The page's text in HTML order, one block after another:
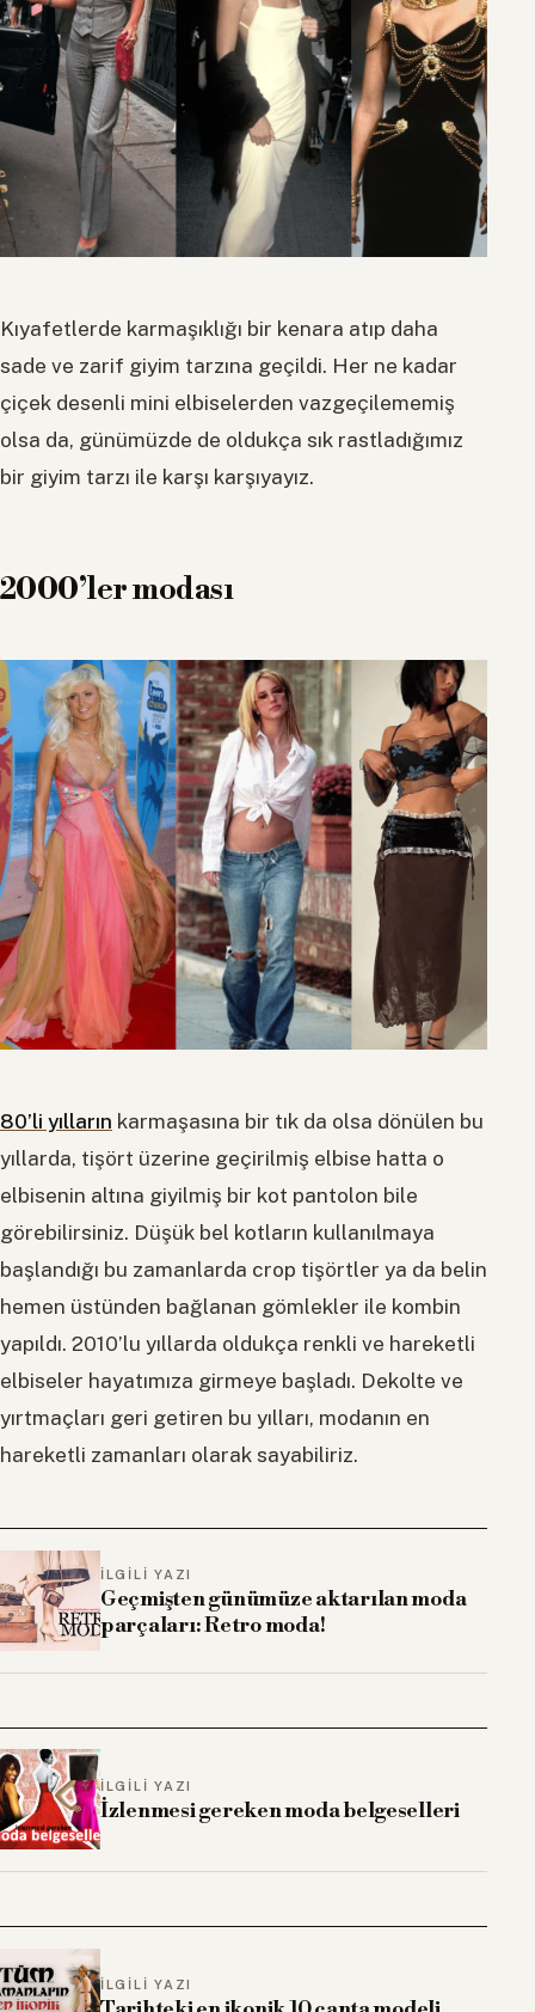
Kıyafetlerde karmaşıklığı bir kenara atıp daha
sade ve zarif giyim tarzına geçildi. Her ne kadar
çiçek desenli mini elbiselerden vazgeçilememiş
olsa da, günümüzde de oldukça sık rastladığımız
bir giyim tarzı ile karşı karşıyayız.
2000’ler modası
80’li yılların karmaşasına bir tık da olsa dönülen bu
yıllarda, tişört üzerine geçirilmiş elbise hatta o
elbisenin altına giyilmiş bir kot pantolon bile
görebilirsiniz. Düşük bel kotların kullanılmaya
başlandığı bu zamanlarda crop tişörtler ya da belin
hemen üstünden bağlanan gömlekler ile kombin
yapıldı. 2010’lu yıllarda oldukça renkli ve hareketli
elbiseler hayatımıza girmeye başladı. Dekolte ve
yırtmaçları geri getiren bu yılları, modanın en
hareketli zamanları olarak sayabiliriz.
İLGILI YAZI
Geçmişten günümüze aktarılan moda
parçaları: Retro moda!
İLGILI YAZI
İzlenmesi gereken moda belgeselleri
İLGILI YAZI